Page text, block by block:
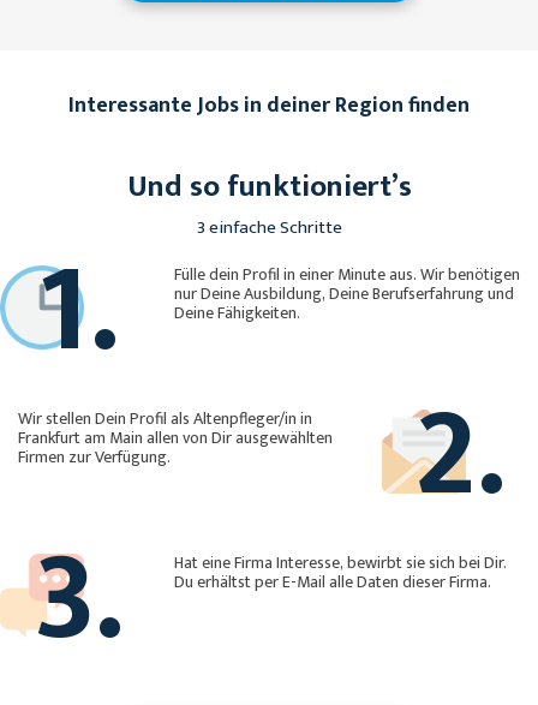
Interessante Jobs in deiner Region finden
Und so funktioniert’s
3 einfache Schritte
1. Fülle dein Profil in einer Minute aus. Wir benötigen
nur Deine Ausbildung, Deine Berufserfahrung und
Deine Fähigkeiten.
2.
Wir stellen Dein Profil als Altenpfleger/in in
Frankfurt am Main allen von Dir ausgewählten
Firmen zur Verfügung.
3. Hat eine Firma Interesse, bewirbt sie sich bei Dir.
Du erhältst per E-Mail alle Daten dieser Firma.